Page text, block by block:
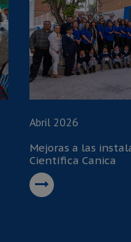
Abril 2026
Mejoras a las
Científica Canica